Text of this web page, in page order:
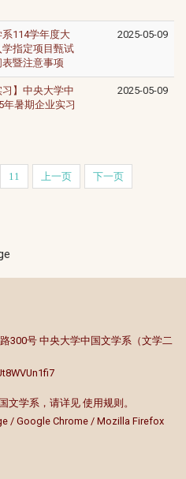
114学年度大
指定项目甄试
暨注意事项
2025-05-09
习】中央大学中
年暑期企业实习
2025-05-09
11 上一页 下一页
300号 中央大学中国文学系（文学二
文学系，请详见 使用规则 。
/ Google Chrome / Mozilla Firefox